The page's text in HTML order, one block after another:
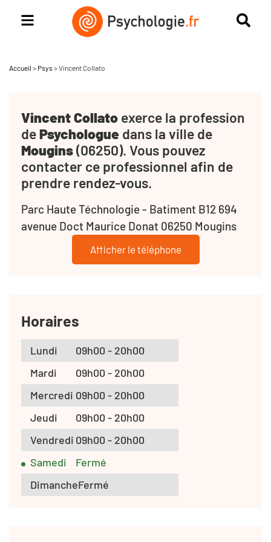
Accueil > Psys >Vincent Collato
Vincent Collato exerce la profession
dePsychologue dans la ville de
Mougins(06250). Vous pouvez
contacter ce professionnel afin de
prendre rendez-vous.
Parc Haute Téchnologie - Batiment B12 694
avenue Doct Maurice Donat 06250 Mougins
Afficher le téléphone
Horaires
Lundi
09h00 - 20h00
Mardi
09h00 - 20h00
Mercredi 09h00 - 20h00
Jeudi
09h00 - 20h00
Vendredi 09h00 - 20h00
Samedi
Fermé
DimancheFermé